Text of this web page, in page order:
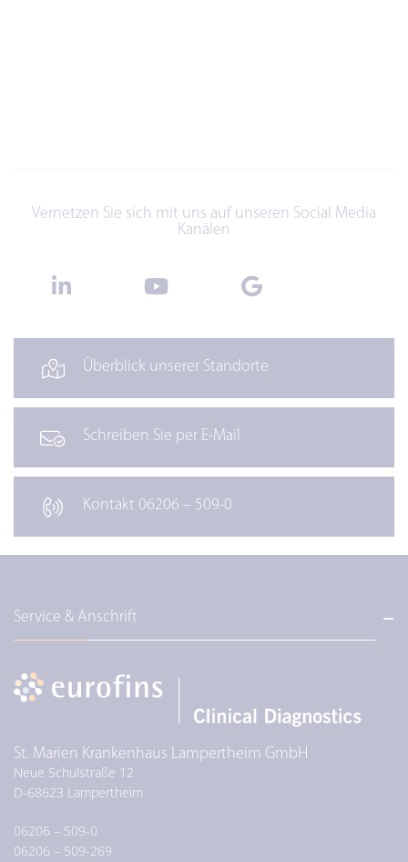
Vernetzen Sie sich mit uns auf unseren Social Media
Kanälen
Überblick unserer Standorte
Schreiben Sie per E-Mail
Kontakt 06206 – 509-0
Service & Anschrift
St. Marien Krankenhaus Lampertheim GmbH
Neue Schulstraße 12
D-68623 Lampertheim
06206 – 509-0
06206 – 509-269